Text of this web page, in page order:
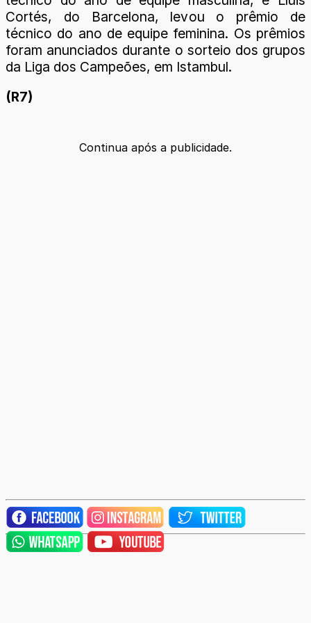
Cortés, do Barcelona, levou o prêmio de
técnico do ano de equipe feminina. Os prêmios
foram anunciados durante o sorteio dos grupos
da Liga dos Campeões, em Istambul.
(R7)
Continua após a publicidade.